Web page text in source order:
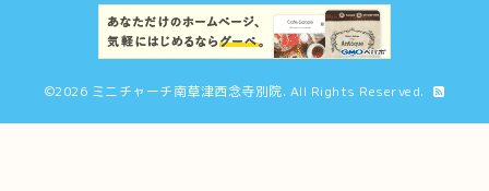
©2026 ミニチャーチ南草津西念寺別院. All Rights Reserved.